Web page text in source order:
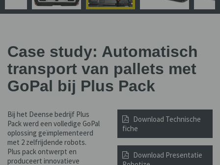
Case study: Automatisch
transport van pallets met
GoPal bij Plus Pack
Bij het Deense bedrijf Plus
Pack werd een volledige GoPal
oplossing geïmplementeerd
met 2 zelfrijdende robots.
Plus pack ontwerpt en
produceert innovatieve
Download Technische
fiche
Download Presentatie